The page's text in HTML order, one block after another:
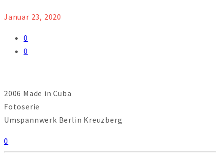
Januar 23, 2020
0
0
2006 Made in Cuba
Fotoserie
Umspannwerk Berlin Kreuzberg
0